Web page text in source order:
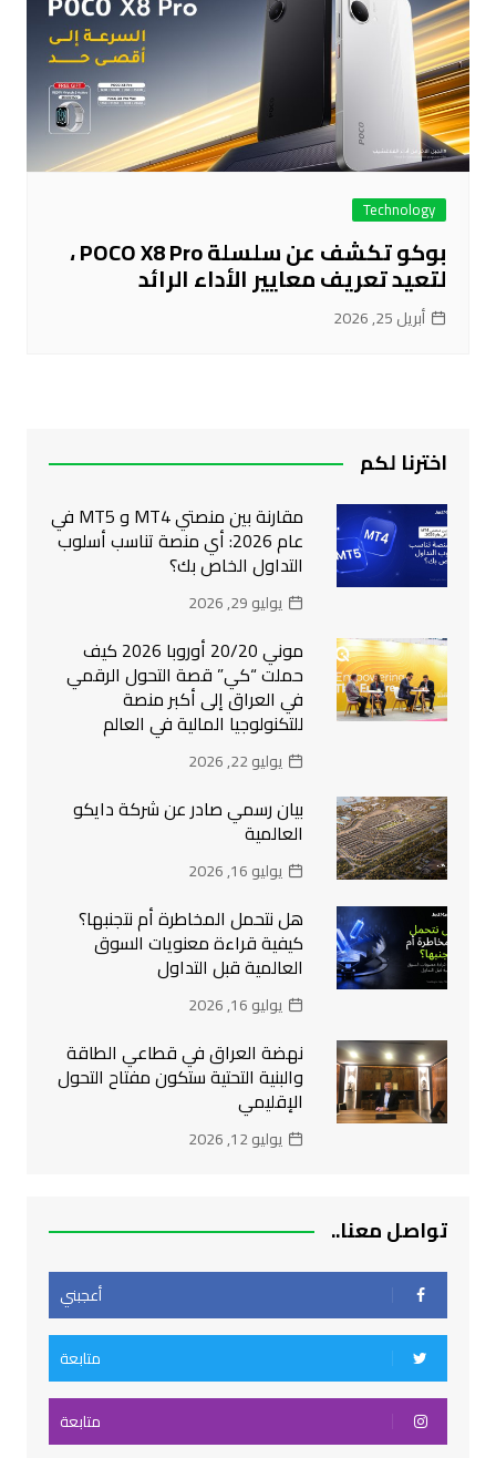
Technology
بوكو تكشف عن سلسلة POCO X8 Pro ،
لتعيد تعريف معايير الأداء الرائد
أبريل 25, 2026
اخترنا لكم
مقارنة بين منصتي MT4 و MT5 في
عام 2026: أي منصة تناسب أسلوب
التداول الخاص بك؟
يوليو 29, 2026
موني 20/20 أوروبا 2026 كيف
حملت “كي” قصة التحول الرقمي
في العراق إلى أكبر منصة
للتكنولوجيا المالية في العالم
يوليو 22, 2026
بيان رسمي صادر عن شركة دايكو
العالمية
يوليو 16, 2026
هل نتحمل المخاطرة أم نتجنبها؟
كيفية قراءة معنويات السوق
العالمية قبل التداول
يوليو 16, 2026
نهضة العراق في قطاعي الطاقة
والبنية التحتية ستكون مفتاح التحول
الإقليمي
يوليو 12, 2026
تواصل معنا..
أعجبني
متابعة
متابعة